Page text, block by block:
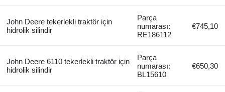
John Deere tekerlekli traktör için
hidrolik silindir
Parça
numarası:
RE186112
€745,10
John Deere 6110 tekerlekli traktör için
hidrolik silindir
Parça
numarası:
BL15610
€650,30